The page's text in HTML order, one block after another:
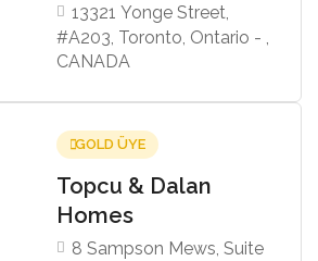
13321 Yonge Street,
#A203, Toronto, Ontario - ,
CANADA
GOLD ÜYE
Topcu & Dalan
Homes
8 Sampson Mews, Suite